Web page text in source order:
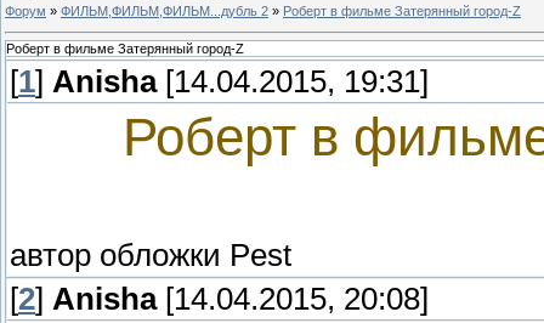
Форум » ФИЛЬМ,ФИЛЬМ,ФИЛЬМ...дубль 2 » Роберт в фильме Затерянный город-Z
Роберт в фильме Затерянный город-Z
[1] Anisha[14.04.2015, 19:31]
Роберт в
автор обложки Pest
[2] Anisha[14.04.2015, 20:08]